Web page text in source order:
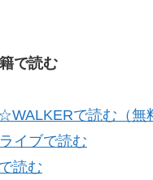
で読む
で読む（無
イブで読む
読む